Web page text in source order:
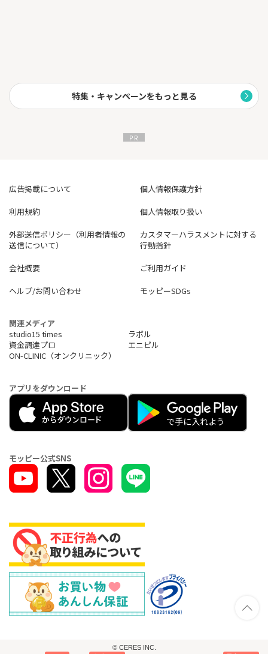
特集・キャンペーンをもっと見る
広告掲載について
個人情報保護方針
利用規約
個人情報取り扱い
外部送信ポリシー（利用者情報の
送信について）
カスタマーハラスメントに対する
行動指針
会社概要
ご利用ガイド
ヘルプ/お問い合わせ
モッピーSDGs
関連メディア
studio15 times
ラボル
資金調達プロ
エニピル
ON-CLINIC（オンクリニック）
アプリをダウンロード
モッピー公式SNS
© CERES INC.